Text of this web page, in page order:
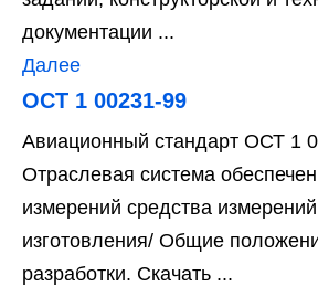
документации ...
Далее
ОСТ 1 00231-99
Авиационный стандарт ОСТ 1
Отраслевая система
измерений средства
изготовления/ Общие
разработки. Скачать ...